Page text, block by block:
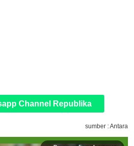
Channel Republika
sumber : Antara